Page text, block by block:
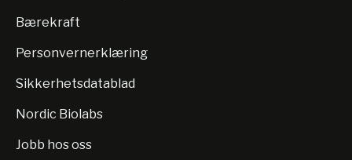
Bærekraft
Personvernerklæring
Sikkerhetsdatablad
Nordic Biolabs
Jobb hos oss